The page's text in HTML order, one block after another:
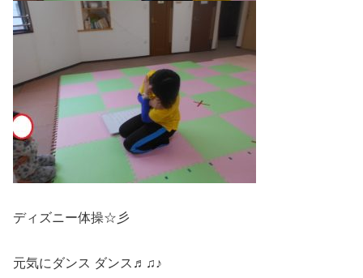
ディズニー体操☆彡
元気にダンス ダンス♬♫♪